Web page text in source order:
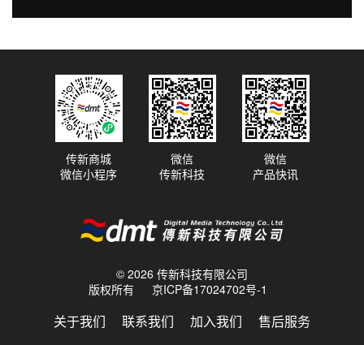
© 2026 传新科技有限公司
版权所有
京ICP备17024702号-1
关于我们 联系我们 加入我们 售后服务
传新商城
微信小程序
微信
传新科技
微信
产品快讯